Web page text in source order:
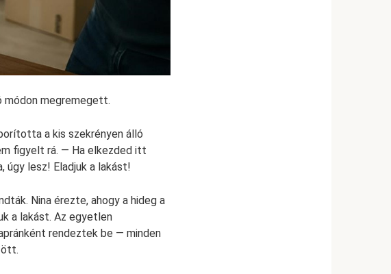
módon megremegett.
a kis szekrényen álló
figyelt rá. — Ha elkezded itt
úgy lesz! Eladjuk a lakást!
Nina érezte, ahogy a hideg a
a lakást. Az egyetlen
rendeztek be — minden